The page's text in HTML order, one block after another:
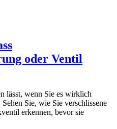
oder Ventil
lässt, wenn Sie es wirklich
Sie, wie Sie verschlissene
erkennen, bevor sie